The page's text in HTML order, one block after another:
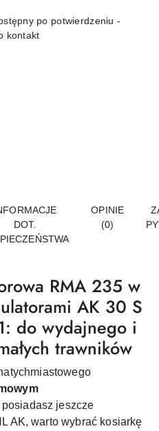
po potwierdzeniu -
kontakt
DOT.
OPINIE
(0)
RMA 235 w
AK 30 S
do wydajnego i
trawników
jeszcze
AK, warto wybrać kosiarkę